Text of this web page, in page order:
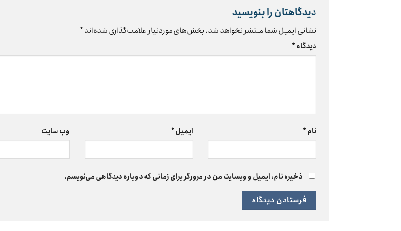
دیدگاهتان را بنویسید
نشانی ایمیل شما منتشر نخواهد شد.بخش‌های موردنیاز علامت‌گذاری شده‌اند*
دیدگاه*
نام* ایمیل* وب‌ سایت
ذخیره نام، ایمیل و وبسایت من در مرورگر برای زمانی که دوباره دیدگاهی می‌نویسم.